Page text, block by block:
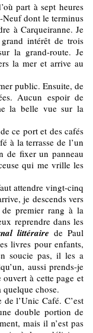
part à sept heures
dont le terminus
à Carqueiranne. Je
intérêt de trois
la grand-route. Je
la mer et arrive au
public. Ensuite, de
Aucun espoir de
la belle vue sur la
ce port et des cafés
à la terrasse de l’un
de fixer un panneau
qui me vrille les
attendre vingt-cinq
je descends vers
premier rang à la
reprendre dans les
littéraire de Paul
livres pour enfants,
soucie pas, il les a
aussi prends-je
à cette page et
chose.
l’Unic Café. C’est
double portion de
mais il n’est pas